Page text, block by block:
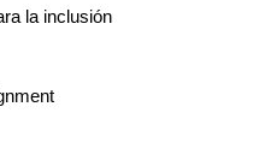
la inclusión